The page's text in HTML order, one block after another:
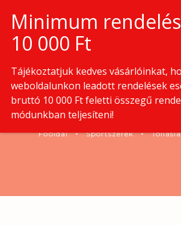
TOLLASLABDA
Főoldal Sportszerek
Tájékoztatjuk kedves vásárlóinkat,
weboldalunkon leadott rendelések
bruttó 10 000 Ft feletti összegű
módunkban teljesíteni!